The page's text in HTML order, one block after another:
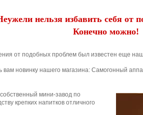
нельзя избавить себя от
Конечно можно!
от подобных проблем был известен еще
вам новинку нашего магазина: Самогонный
мини-завод по
крепких напитков отличного